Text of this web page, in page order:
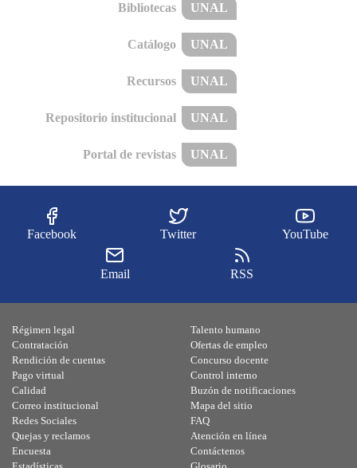
Bibliotecas UNAL
Catálogo UNAL
Recursos UNAL
Repositorio institucional UNAL
Portal de revistas UNAL
Facebook Twitter YouTube
Email RSS
Régimen legal
Contratación
Rendición de cuentas
Pago virtual
Calidad
Talento humano
Ofertas de empleo
Concurso docente
Control interno
Buzón de notificaciones
Correo institucional
Redes Sociales
Quejas y reclamos
Encuesta
Mapa del sitio
FAQ
Atención en línea
Contáctenos